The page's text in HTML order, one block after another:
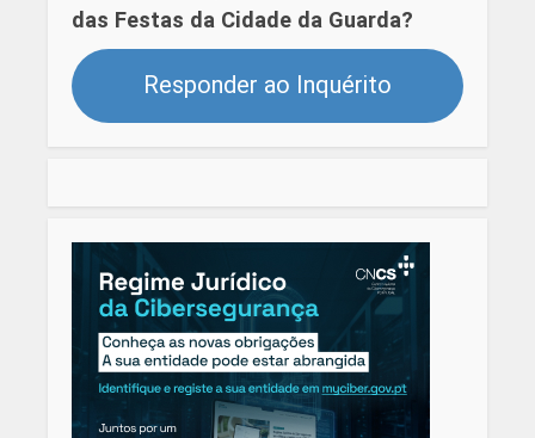
das Festas da Cidade da Guarda?
Responder ao Inquérito